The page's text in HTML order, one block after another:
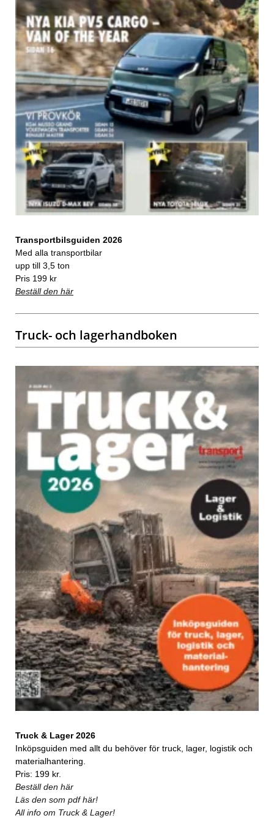
Transportbilsguiden 2026
Med alla transportbilar
upp till 3,5 ton
Pris 199 kr
Beställ den här
Truck- och lagerhandboken
Truck & Lager 2026
Inköpsguiden med allt du behöver för truck, lager, logistik och
materialhantering.
Pris: 199 kr.
Beställ den här
Läs den som pdf här!
All info om Truck & Lager!